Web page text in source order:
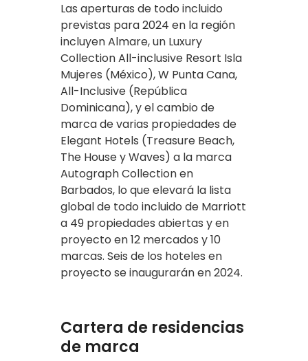
Las aperturas de todo incluido
previstas para 2024 en la región
incluyen Almare, un Luxury
Collection All-inclusive Resort Isla
Mujeres (México), W Punta Cana,
All-Inclusive (República
Dominicana), y el cambio de
marca de varias propiedades de
Elegant Hotels (Treasure Beach,
The House y Waves) a la marca
Autograph Collection en
Barbados, lo que elevará la lista
global de todo incluido de Marriott
a 49 propiedades abiertas y en
proyecto en 12 mercados y 10
marcas. Seis de los hoteles en
proyecto se inaugurarán en 2024.
Cartera de residencias
de marca